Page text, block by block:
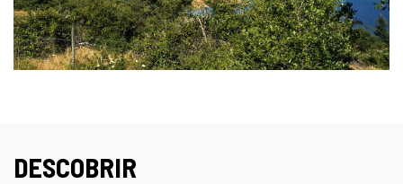
DESCOBRIR